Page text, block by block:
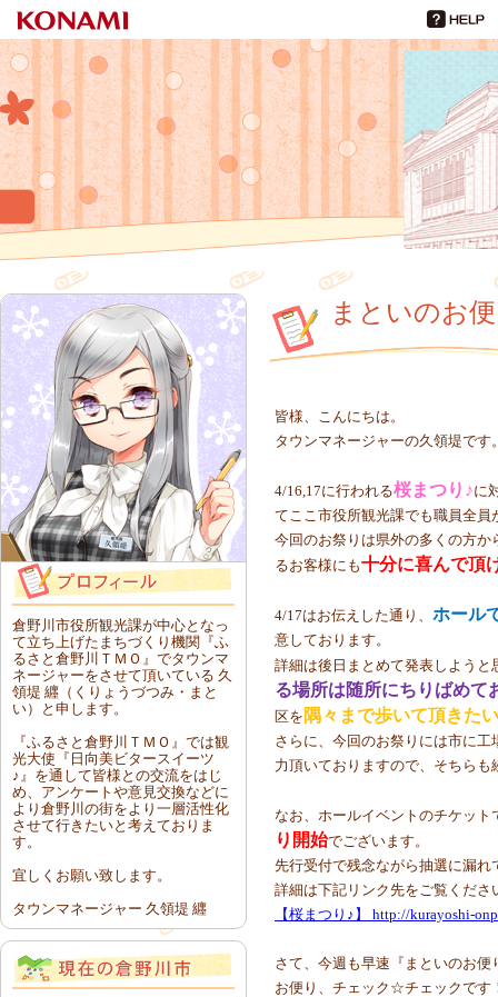
倉野川観光課だより
ひなビタ♪
倉野川市役所観光課が中心となっ
て立ち上げたまちづくり機関『ふ
るさと倉野川ＴＭＯ』でタウンマ
ネージャーをさせて頂いている 久
領堤 纒（くりょうづつみ・まと
い）と申します。
『ふるさと倉野川ＴＭＯ』では観
光大使『日向美ビタースイーツ
♪』を通して皆様との交流をはじ
め、アンケートや意見交換などに
より倉野川の街をより一層活性化
させて行きたいと考えておりま
す。
宜しくお願い致します。
タウンマネージャー 久領堤 纒
まといのお
皆様、こんにちは。
タウンマネージャーの久領堤です
4/16,17に行われる桜まつり♪に
てここ市役所観光課でも職員全員
今回のお祭りは県外の多くの方
るお客様にも十分に喜んで頂
4/17はお伝えした通り、 ホール
意しております。
詳細は後日まとめて発表しよう
る場所は随所にちりばめて
区を 隅々まで歩いて頂きたい
さらに、今回のお祭りには市に
力頂いておりますので、そちら
なお、ホールイベントのチケッ
り開始でございます。
先行受付で残念ながら抽選に漏
詳細は下記リンク先をご覧くださ
【桜まつり♪】 http://kurayoshi-
さて、今週も早速『まといのお
お便り、チェック☆チェックです